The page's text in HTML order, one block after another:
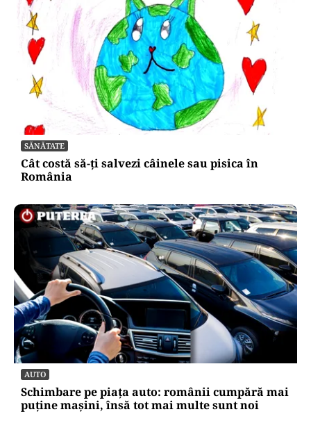
SĂNĂTATE
Cât costă să-ți salvezi câinele sau pisica în
România
AUTO
Schimbare pe piața auto: românii cumpără mai
puține mașini, însă tot mai multe sunt noi